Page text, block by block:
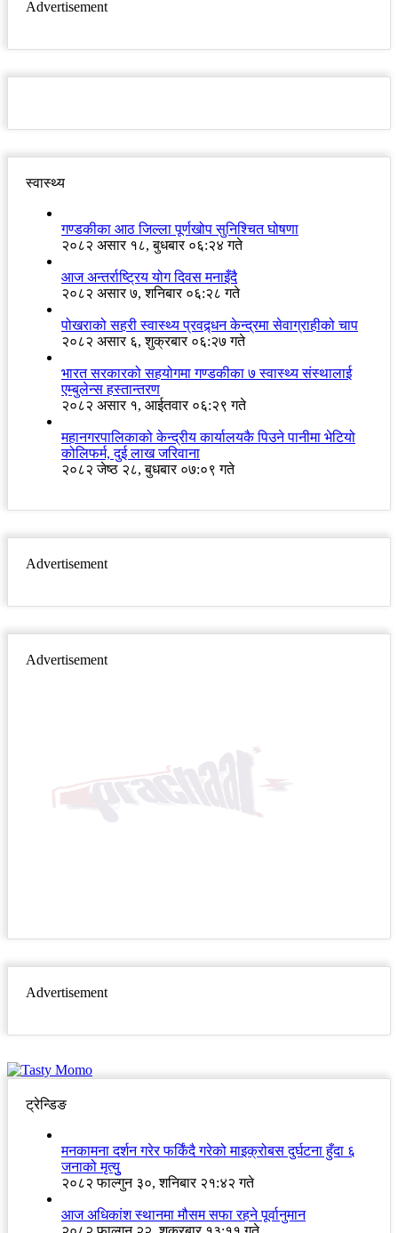
Advertisement
स्वास्थ्य
गण्डकीका आठ जिल्ला पूर्णखोप सुनिश्चित घोषणा
२०८२ असार १८, बुधबार ०६:२४ गते
आज अन्तर्राष्ट्रिय योग दिवस मनाइँदै
२०८२ असार ७, शनिबार ०६:२८ गते
पोखराको सहरी स्वास्थ्य प्रवद्र्धन केन्द्रमा सेवाग्राहीको चाप
२०८२ असार ६, शुक्रबार ०६:२७ गते
भारत सरकारको सहयोगमा गण्डकीका ७ स्वास्थ्य संस्थालाई
एम्बुलेन्स हस्तान्तरण
२०८२ असार १, आईतवार ०६:२९ गते
महानगरपालिकाको केन्द्रीय कार्यालयकै पिउने पानीमा भेटियो
कोलिफर्म, दुई लाख जरिवाना
२०८२ जेष्ठ २८, बुधबार ०७:०९ गते
Advertisement
Advertisement
Advertisement
ट्रेन्डिङ
मनकामना दर्शन गरेर फर्किंदै गरेको माइक्रोबस दुर्घटना हुँदा ६
जनाको मृत्युु
२०८२ फाल्गुन ३०, शनिबार २१:४२ गते
आज अधिकांश स्थानमा मौसम सफा रहने पूर्वानुमान